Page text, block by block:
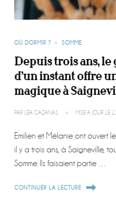
OÙ DORMIR ? SOMME
Depuis trois ans, le
d’un instant offre
magique à
PAR LÉA CAZANAS MISE À JOUR LE
Emilien et Mélanie ont ouvert
il y a trois ans, à Saigneville,
Somme. Ils faisaient partie …
CONTINUER LA LECTURE